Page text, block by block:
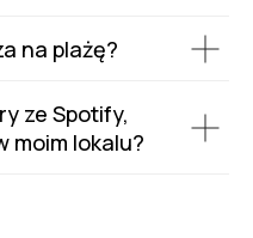
na plażę?
ze Spotify,
moim lokalu?